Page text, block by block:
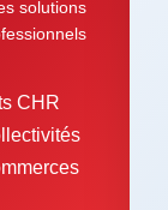
solutions
CHR